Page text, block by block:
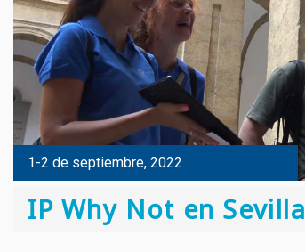
1-2 de septiembre, 2022
IP Why Not en Sevilla